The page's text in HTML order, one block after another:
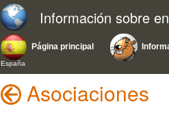
Información sobre
Página principal
España
Asociaciones